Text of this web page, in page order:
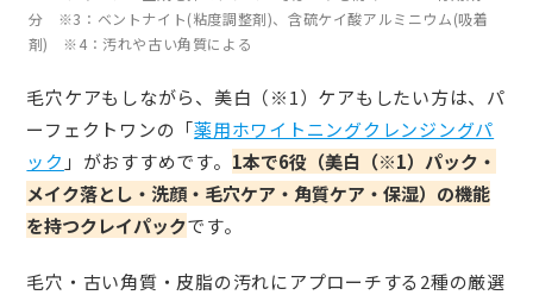
分 ※3：ベントナイト(粘度調整剤)、含硫ケイ酸アルミニウム(吸着
剤) ※4：汚れや古い角質による
毛穴ケアもしながら、美白（※1）ケアもしたい方は、パ
ーフェクトワンの「薬用ホワイトニングクレンジングパ
ック 」がおすすめです。 1本で6役（美白（※1）パック・
メイク落とし・洗顔・毛穴ケア・角質ケア・保湿）の機能
を持つクレイパックです。
毛穴・古い角質・皮脂の汚れにアプローチする2種の厳選